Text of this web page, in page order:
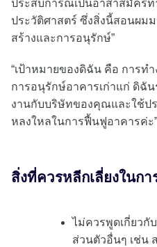
ประสบการณ์เป็นอาสาสมัคร
ประวัติศาสตร์ ซึ่งสิ่งนี้สอนผม
สร้างและการอนุรักษ์”
“เป้าหมายของดิฉัน คือ การท
การอนุรักษ์อาคารเก่าแก่ ดิฉั
งานกับบริษัทของคุณและใช้ป
หลงใหลในการฟื้นฟูอาคารค่ะ”
สิ่งที่ควรหลีกเลี่ยงในก
ไม่ควรพูดเกี่ยวกั
ส่วนตัวอื่นๆ เช่น